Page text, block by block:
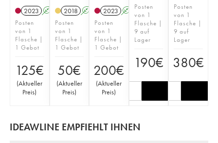
2023 A
Posten
von 1
Flasche |
1 Gebot
125€
(Aktueller
Preis)
2018 A
Posten
von 1
Flasche |
1 Gebot
50€
(Aktueller
Preis)
2023 A
Posten
von 1
Flasche |
1 Gebot
200€
(Aktueller
Preis)
Posten
von 1
Flasche |
9 auf
Lager
190€
Posten
von 1
Flasche |
9 auf
Lager
380€
IDEAWLINE EMPFIEHLT IHNEN